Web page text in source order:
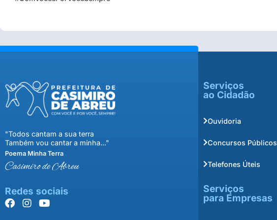
"Todos cantam a sua terra
Também vou cantar a minha..."
Poema Minha Terra
Casimiro de Abreu
Redes sociais
Serviços
ao Cidadão
Ouvidoria
Concursos Públicos
Telefones Úteis
Serviços
para Empresas